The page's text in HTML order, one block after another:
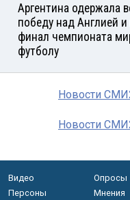
Аргентина одержала
победу над Англией
финал чемпионата
футболу
Новости
Новости
Видео Опросы
Персоны
Мнения